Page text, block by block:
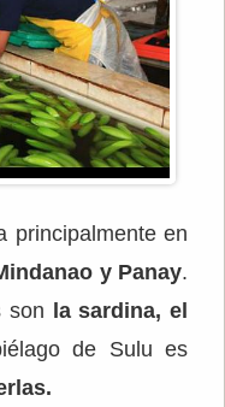
principalmente en
y Panay.
son la sardina, el
de Sulu es